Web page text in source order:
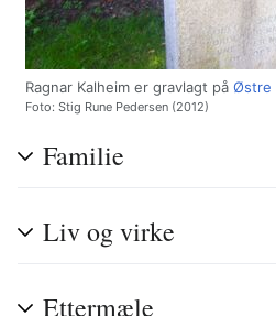
Ragnar Kalheim er gravlagt på Østre
Foto: Stig Rune Pedersen (2012)
Familie
Liv og virke
Ettermæle